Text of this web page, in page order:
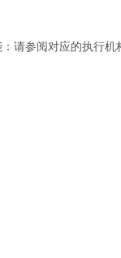
请参阅对应的执行机